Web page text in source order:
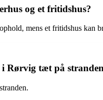
og et fritidshus?
mens et fritidshus kan
i Rørvig tæt på